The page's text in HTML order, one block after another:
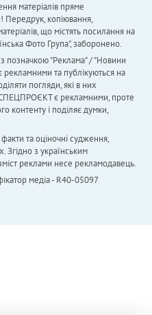
матеріалів пряме
Передрук, копіювання,
що містять посилання на
Фото Група", заборонено.
з позначкою "Реклама" / "Новини
рекламними та публікуються на
погляди, які в них
є рекламними, проте
контенту і поділяє думки,
та оціночні судження,
Згідно з українським
реклами несе рекламодавець.
медіа - R40-05097